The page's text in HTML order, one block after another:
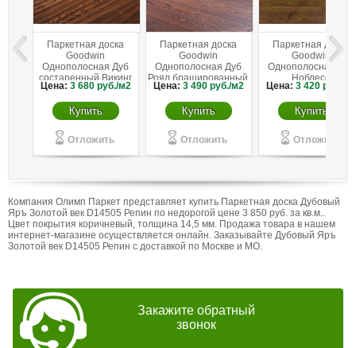
Паркетная доска
Goodwin
Однополосная Дуб
состаренный Викинг
Цена: 3 680 руб./м2
Купить
Отложить
Паркетная доска
Goodwin
Однополосная Дуб
Роял брашированный
Цена: 3 490 руб./м2
Купить
Отложить
Паркетная доска
Goodwin
Однополосная Дуб
Ноблесс
брашированный
Цена: 3 420 руб./м2
Купить
Отложить
Компания Олимп Паркет представляет купить Паркетная доска Дубовый
Яръ Золотой век D14505 Репин по недорогой цене 3 850 руб. за кв.м..
Цвет покрытия коричневый, толщина 14,5 мм. Продажа товара в нашем
интернет-магазине осуществляется онлайн. Заказывайте Дубовый Яръ
Золотой век D14505 Репин с доставкой по Москве и МО.
Закажите обратный
звонок